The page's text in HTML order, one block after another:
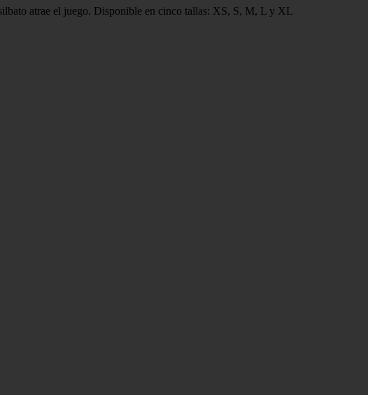
atrae el juego. Disponible en cinco tallas: XS, S, M, L y XL